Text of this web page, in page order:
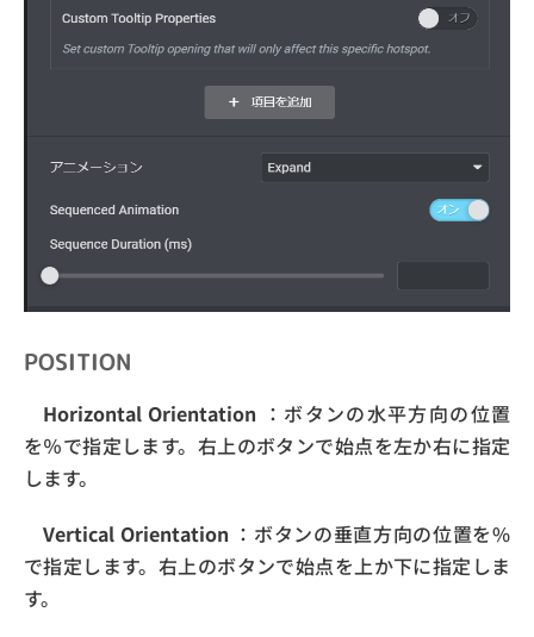
POSITION
Horizontal Orientation ：ボタンの水平方向の位置
を％で指定します。右上のボタンで始点を左か右に指定
します。
Vertical Orientation ：ボタンの垂直方向の位置を%
で指定します。右上のボタンで始点を上か下に指定しま
す。